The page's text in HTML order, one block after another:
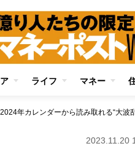
ライフ マネー
2023.11.20